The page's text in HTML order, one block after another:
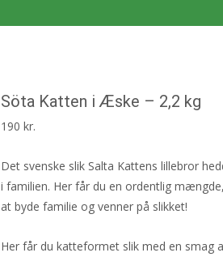
Söta Katten i Æske – 2,2 kg
190 kr.
Det svenske slik Salta Kattens lillebror
i familien. Her får du en ordentlig
at byde familie og venner på slikket!
Her får du katteformet slik med en smag